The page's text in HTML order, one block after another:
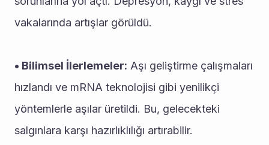
vakalarında artışlar görüldü.
• Bilimsel İlerlemeler: Aşı geliştirme çalışmaları
hızlandı ve mRNA teknolojisi gibi yenilikçi
yöntemlerle aşılar üretildi. Bu, gelecekteki
salgınlara karşı hazırlıklılığı artırabilir.